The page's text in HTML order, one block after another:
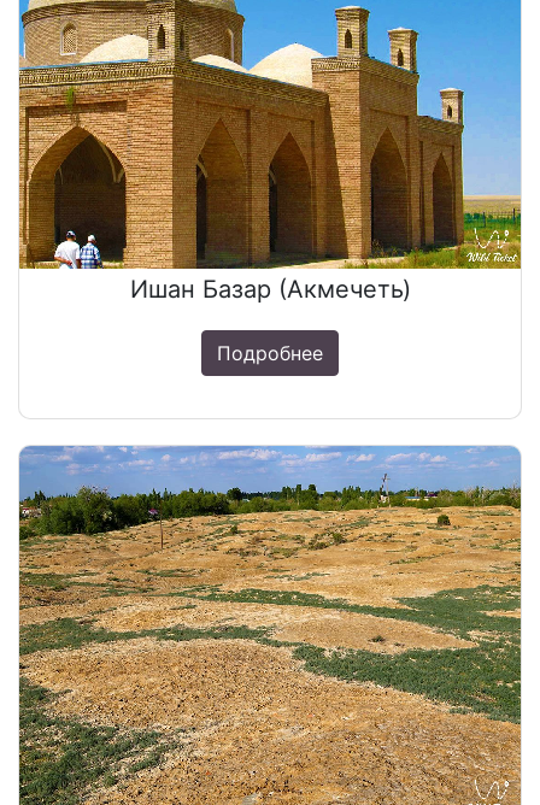
Ишан Базар (Акмечеть)
Подробнее